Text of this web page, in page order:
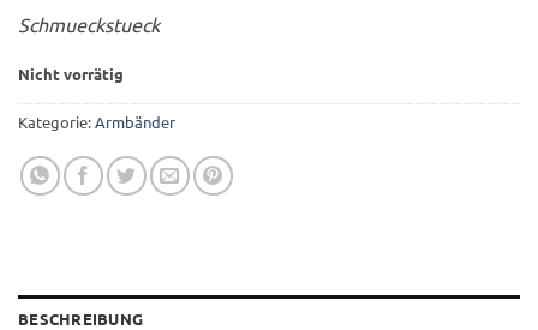
Schmueckstueck
Nicht vorrätig
Kategorie:Armbänder
BESCHREIBUNG